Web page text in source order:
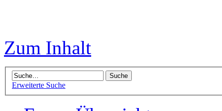
Zum Inhalt
Erweiterte Suche